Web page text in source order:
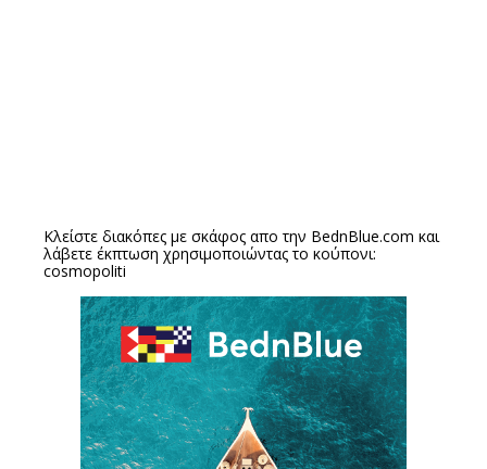
Κλείστε διακόπες με σκάφος απο την BednBlue.com και
λάβετε έκπτωση χρησιμοποιώντας το κούπονι:
cosmopoliti